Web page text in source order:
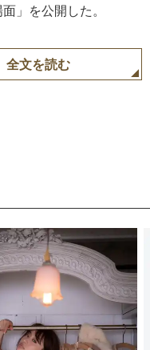
」を公開した。
全文を読む